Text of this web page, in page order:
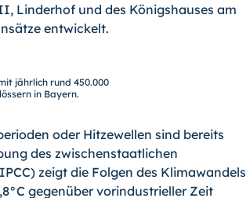
Linderhof und des Königshauses am
entwickelt.
jährlich rund 450.000
in Bayern.
oder Hitzewellen sind bereits
des zwischenstaatlichen
zeigt die Folgen des Klimawandels
gegenüber vorindustrieller Zeit